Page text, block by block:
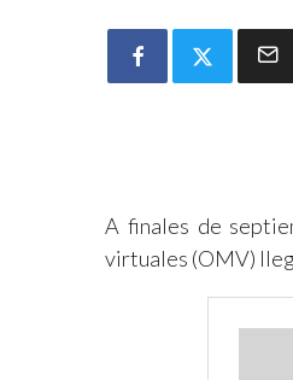
A finales de
virtuales (OMV)